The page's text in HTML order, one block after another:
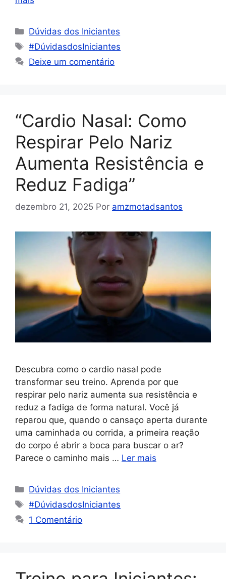
Dúvidas dos Iniciantes
#DúvidasdosIniciantes
Deixe um comentário
“Cardio Nasal: Como
Respirar Pelo Nariz
Aumenta Resistência e
Reduz Fadiga”
dezembro 21, 2025 Por amzmotadsantos
Descubra como o cardio nasal pode
transformar seu treino. Aprenda por que
respirar pelo nariz aumenta sua resistência e
reduz a fadiga de forma natural. Você já
reparou que, quando o cansaço aperta durante
uma caminhada ou corrida, a primeira reação
do corpo é abrir a boca para buscar o ar?
Parece o caminho mais … Ler mais
Dúvidas dos Iniciantes
#DúvidasdosIniciantes
1 Comentário